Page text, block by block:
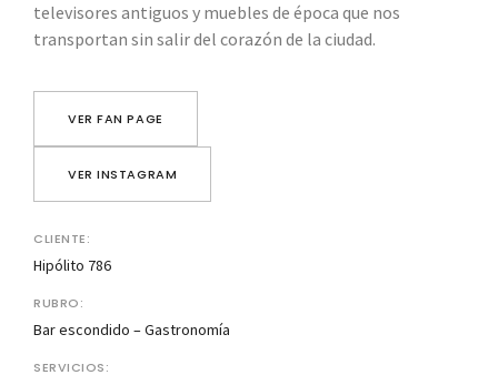
televisores antiguos y muebles de época que nos
transportan sin salir del corazón de la ciudad.
VER FAN PAGE
VER INSTAGRAM
CLIENTE:
Hipólito 786
RUBRO:
Bar escondido – Gastronomía
SERVICIOS: